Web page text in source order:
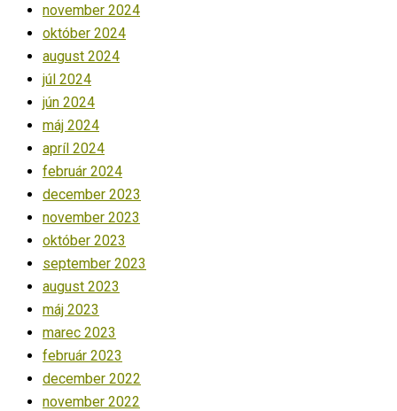
november 2024
október 2024
august 2024
júl 2024
jún 2024
máj 2024
apríl 2024
február 2024
december 2023
november 2023
október 2023
september 2023
august 2023
máj 2023
marec 2023
február 2023
december 2022
november 2022